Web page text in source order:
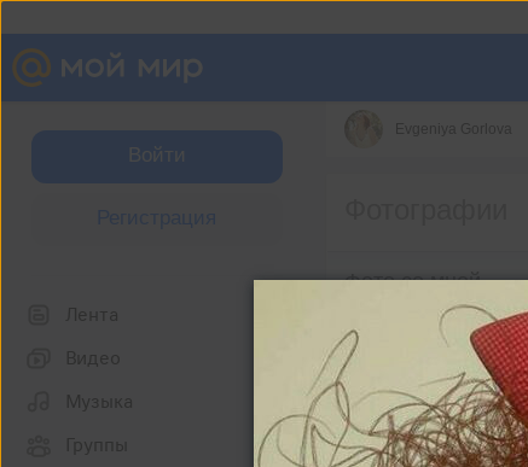
Войти
Лента
Видео
Музыка
Группы
Evgeniya Gorlova
Фото со мной